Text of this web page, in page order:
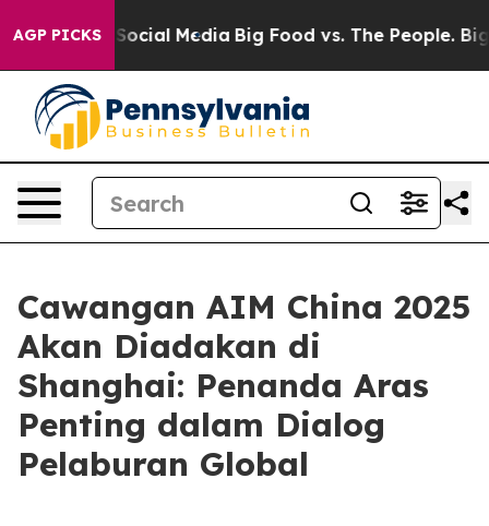
AGP PICKS
on Social Media Big Food vs. The People. Big
Cawangan AIM China 2025
Akan Diadakan di
Shanghai: Penanda Aras
Penting dalam Dialog
Pelaburan Global